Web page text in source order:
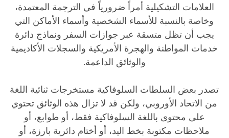
العلامات التشكيلية أمراً ضرورياً في الترجمة المعتمدة،
وخاصة بالنسبة للأسماء الشخصية وأسماء الأماكن التي
يجب أن تظل متسقة عبر جوازات السفر ونماذج دائرة
خدمات المواطنة والهجرة الأمريكية والسجلات الأكاديمية
والوثائق الداعمة.
تصدر بعض السلطات السلوفاكية مستخرجات ثنائية اللغة
من الاتحاد الأوروبي، ولكن قد لا تزال هذه الوثائق تحتوي
على محتوى باللغة السلوفاكية فقط، أو طوابع، أو
ملاحظات مكتوبة بخط اليد، أو أختام دائرية بارزة، أو